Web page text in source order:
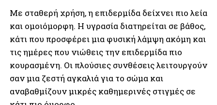
Με σταθερή χρήση, η επιδερμίδα δείχνει πιο λεία
και ομοιόμορφη. Η υγρασία διατηρείται σε βάθος,
κάτι που προσφέρει μια φυσική λάμψη ακόμη και
τις ημέρες που νιώθεις την επιδερμίδα πιο
κουρασμένη. Οι πλούσιες συνθέσεις λειτουργούν
σαν μια ζεστή αγκαλιά για το σώμα και
αναβαθμίζουν μικρές καθημερινές στιγμές σε